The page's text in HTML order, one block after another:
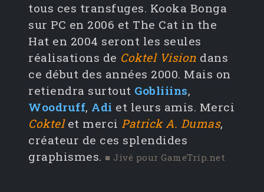
tous ces transfuges. Kooka Bonga
sur PC en 2006 et The Cat in the
Hat en 2004 seront les seules
réalisations de Coktel Vision dans
ce début des années 2000. Mais on
retiendra surtout Gobliiins,
Woodruff, Adi et leurs amis. Merci
Coktelet merci Patrick A. Dumas,
créateur de ces splendides
graphismes. ■ Jivé pour GameTrip.net